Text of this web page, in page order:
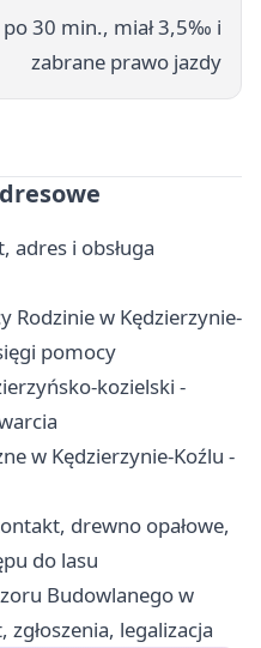
30 min., miał 3,5‰ i
zabrane prawo jazdy
adres i obsługa
Rodzinie w Kędzierzynie-
pomocy
kozielski -
w Kędzierzynie-Koźlu -
drewno opałowe,
do lasu
Budowlanego w
legalizacja